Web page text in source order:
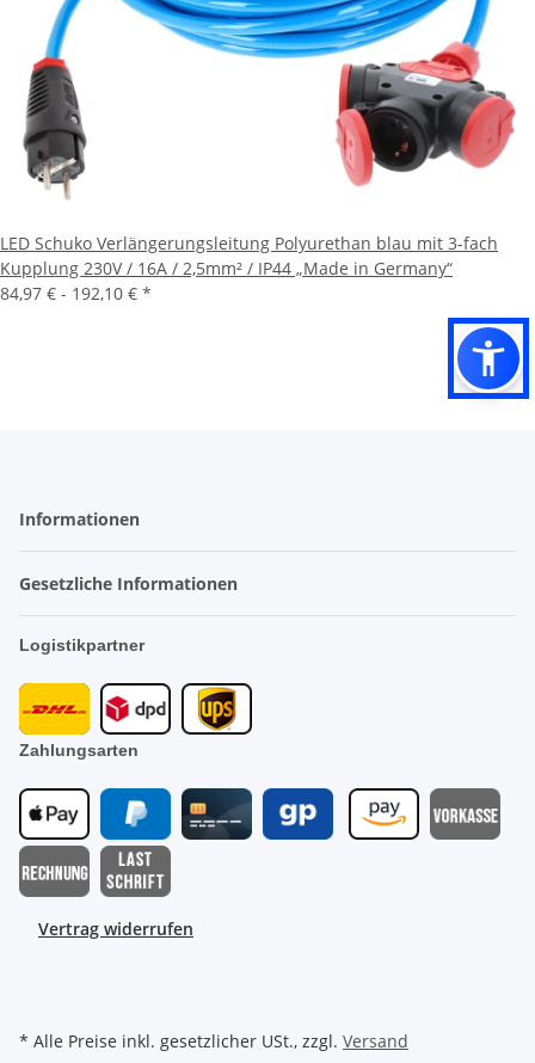
LED Schuko Verlängerungsleitung Polyurethan blau mit 3-fach
Kupplung 230V / 16A / 2,5mm² / IP44 „Made in Germany“
84,97 € - 192,10 € *
Informationen
Gesetzliche Informationen
Logistikpartner
Zahlungsarten
Vertrag widerrufen
* Alle Preise inkl. gesetzlicher USt., zzgl. Versand